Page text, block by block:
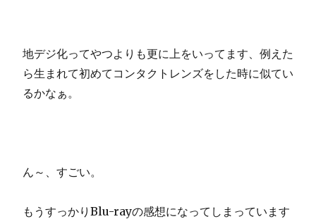
地デジ化ってやつよりも更に上をいってます、例えた
ら生まれて初めてコンタクトレンズをした時に似てい
るかなぁ。
ん～、すごい。
もうすっかりBlu-rayの感想になってしまっています